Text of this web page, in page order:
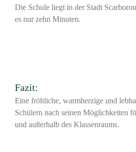
Die Schule liegt in der Stadt
es nur zehn Minuten.
Fazit:
Eine fröhliche, warmherzige und
Schülern nach seinen Möglichkeiten
und außerhalb des Klassenraums.